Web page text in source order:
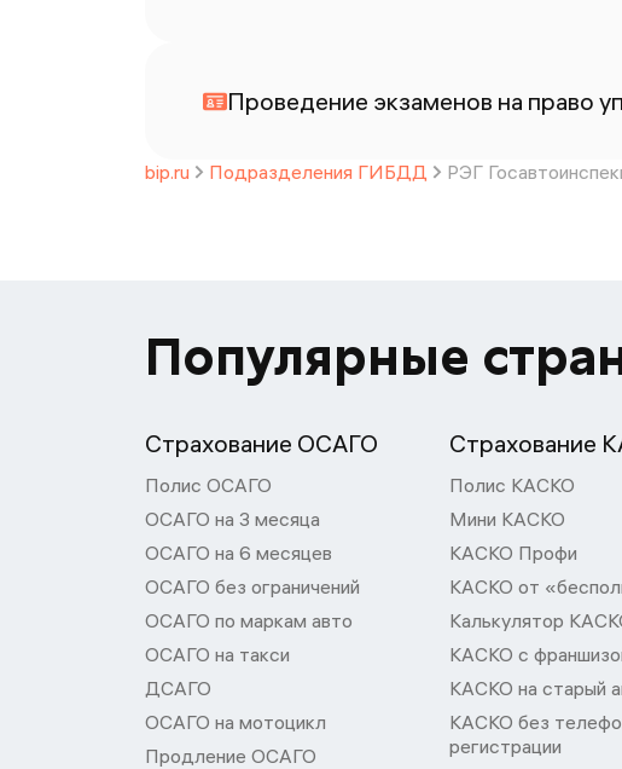
Проведение экзаменов на право
bip.ru Подразделения ГИБДД РЭГ
Популярные
Страхование ОСАГО
Полис ОСАГО
ОСАГО на 3 месяца
ОСАГО на 6 месяцев
ОСАГО без ограничений
ОСАГО по маркам авто
ОСАГО на такси
ДСАГО
ОСАГО на мотоцикл
Продление ОСАГО
Страхование
Полис КАСКО
Мини КАСКО
КАСКО Профи
КАСКО от
Калькулятор
КАСКО с
КАСКО на старый
КАСКО без
регистрации